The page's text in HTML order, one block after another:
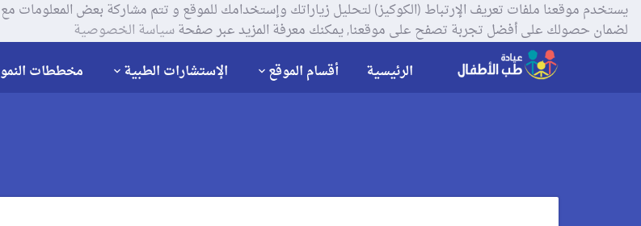
لضمان حصولك على أفضل تجربة تصفح على موقعنا, يمكنك معرفة المزيد عبر صفحةسياسة الخصوصية
الرئيسية أقسام الموقع الإستشارات الطبية مخططات النمو